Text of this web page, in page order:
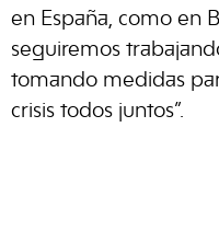
en España, como en
seguiremos
tomando medidas
crisis todos juntos”.